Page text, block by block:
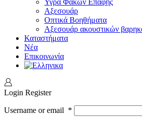
Υγρά Φακών Επαφής
Αξεσουάρ
Οπτικά Βοηθήματα
Αξεσουάρ ακουστικών
Καταστήματα
Νέα
Επικοινωνία
Login Register
Username or email *